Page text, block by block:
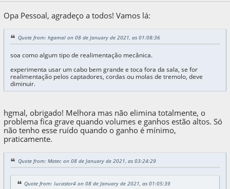
Opa Pessoal, agradeço a todos! Vamos lá:
Quote from: hgamal on 08 de January de 2021, as 01:08:36
soa como algum tipo de realimentação mecânica.
experimenta usar um cabo bem grande e toca fora da sala, se for
realimentação pelos captadores, cordas ou molas de tremolo, deve
diminuir.
hgmal, obrigado! Melhora mas não elimina totalmente, o
problema fica grave quando volumes e ganhos estão altos. Só
não tenho esse ruído quando o ganho é mínimo,
praticamente.
Quote from: Matec on 08 de January de 2021, as 03:24:29
Quote from: lucastor4 on 08 de January de 2021, as 01:05:39